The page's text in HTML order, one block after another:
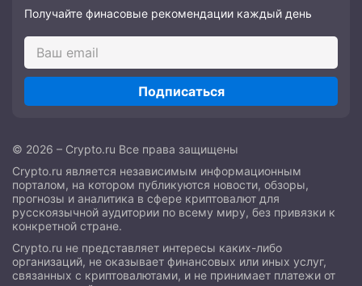
Получайте финасовые рекомендации каждый день
Подписаться
© 2026 – Crypto.ru Все права защищены
Crypto.ru является независимым информационным
порталом, на котором публикуются новости, обзоры,
прогнозы и аналитика в сфере криптовалют для
русскоязычной аудитории по всему миру, без привязки к
конкретной стране.
Crypto.ru не представляет интересы каких-либо
организаций, не оказывает финансовых или иных услуг,
связанных с криптовалютами, и не принимает платежи от